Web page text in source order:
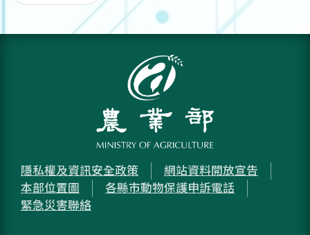
隱私權及資訊安全政策
網站資料開放宣告
本部位置圖
各縣市動物保護申訴電話
緊急災害聯絡